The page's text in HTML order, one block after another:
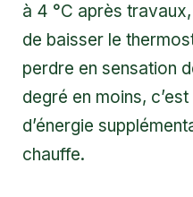
à 4 °C après
de baisser le
perdre en sensation
degré en moins,
d’énergie
chauffe.